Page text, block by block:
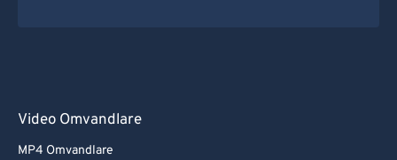
Video Omvandlare
MP4 Omvandlare